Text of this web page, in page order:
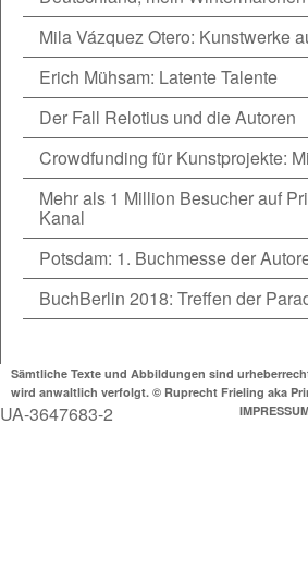
Mila Vázquez Otero: Kunstwerke
Erich Mühsam: Latente Talente
Der Fall Relotius und die Autoren
Crowdfunding für Kunstprojekte:
Mehr als 1 Million Besucher auf
Kanal
Potsdam: 1. Buchmesse der
BuchBerlin 2018: Treffen der
Sämtliche Texte und Abbildungen sind
wird anwaltlich verfolgt. © Ruprecht Frieling aka
UA-3647683-2